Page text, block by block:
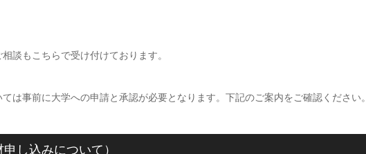
談もこちらで受け付けております。
は事前に大学への申請と承認が必要となります。下記のご案内をご確認ください。
し込みについて）